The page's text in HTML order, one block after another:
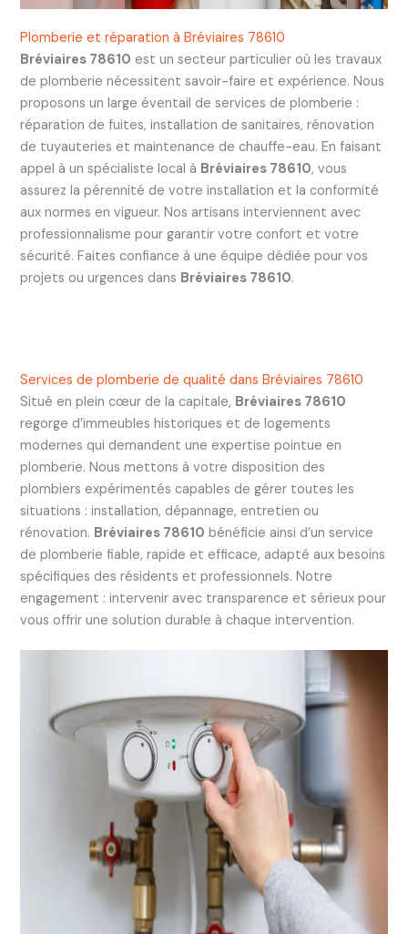
Plomberie et réparation à Bréviaires 78610
Bréviaires 78610 est un secteur particulier où les travaux
de plomberie nécessitent savoir-faire et expérience. Nous
proposons un large éventail de services de plomberie :
réparation de fuites, installation de sanitaires, rénovation
de tuyauteries et maintenance de chauffe-eau. En faisant
appel à un spécialiste local à Bréviaires 78610, vous
assurez la pérennité de votre installation et la conformité
aux normes en vigueur. Nos artisans interviennent avec
professionnalisme pour garantir votre confort et votre
sécurité. Faites confiance à une équipe dédiée pour vos
projets ou urgences dans Bréviaires 78610.
Services de plomberie de qualité dans Bréviaires 78610
Situé en plein cœur de la capitale, Bréviaires 78610
regorge d’immeubles historiques et de logements
modernes qui demandent une expertise pointue en
plomberie. Nous mettons à votre disposition des
plombiers expérimentés capables de gérer toutes les
situations : installation, dépannage, entretien ou
rénovation. Bréviaires 78610 bénéficie ainsi d’un service
de plomberie fiable, rapide et efficace, adapté aux besoins
spécifiques des résidents et professionnels. Notre
engagement : intervenir avec transparence et sérieux pour
vous offrir une solution durable à chaque intervention.